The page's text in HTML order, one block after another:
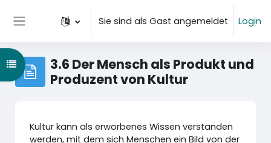
Sie sind als Gast angemeldet Login
3.6 Der Mensch als Produkt und
Produzent von Kultur
Kursindex öffnen
Kultur kann als erworbenes Wissen verstanden
werden, mit dem sich Menschen ein Bild von der